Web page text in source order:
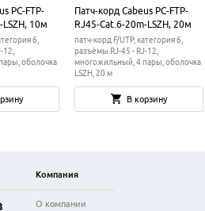
PC-FTP-
10м
6,
12,
оболочка
Патч-корд Cabeus PC-FTP-
RJ45-Cat.6-20m-LSZH, 20м
патч-корд F/UTP, категория 6,
разъёмы RJ-45 - RJ-12,
многожильный, 4 пары, оболочка
LSZH, 20 м
В корзину
Компания
О компании